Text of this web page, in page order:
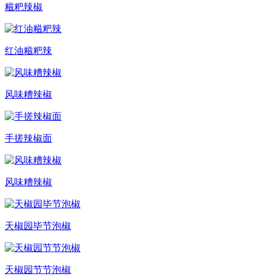
糍粑辣椒
红油糍粑辣
风味糟辣椒
手搓辣椒面
风味糟辣椒
天椒园毕节泡椒
天椒园节节泡椒